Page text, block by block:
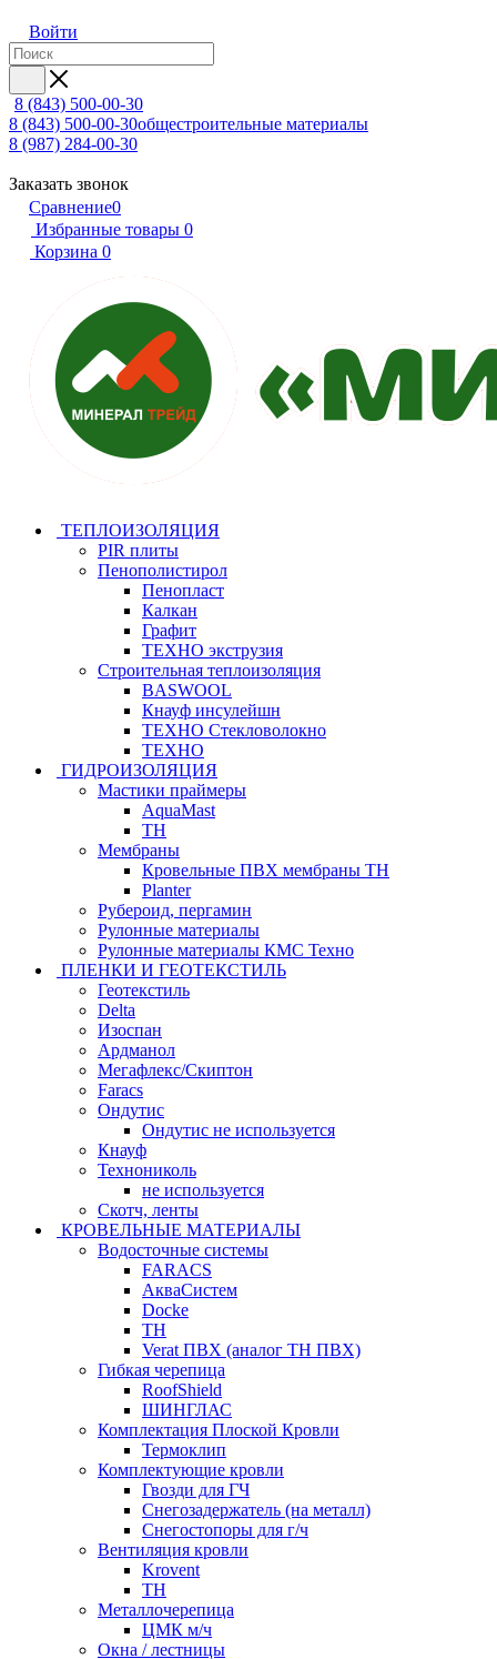
Войти
8 (843) 500-00-30
8 (843) 500-00-30общестроительные материалы
8 (987) 284-00-30
Заказать звонок
Сравнение0
Избранные товары 0
Корзина 0
ТЕПЛОИЗОЛЯЦИЯ
PIR плиты
Пенополистирол
Пенопласт
Калкан
Графит
ТЕХНО экструзия
Строительная теплоизоляция
BASWOOL
Кнауф инсулейшн
ТЕХНО Стекловолокно
ТЕХНО
ГИДРОИЗОЛЯЦИЯ
Мастики праймеры
AquaMast
ТН
Мембраны
Кровельные ПВХ мембраны ТН
Planter
Рубероид, пергамин
Рулонные материалы
Рулонные материалы КМС Техно
ПЛЕНКИ И ГЕОТЕКСТИЛЬ
Геотекстиль
Delta
Изоспан
Ардманол
Мегафлекс/Скиптон
Faracs
Ондутис
Ондутис не используется
Кнауф
Технониколь
не используется
Скотч, ленты
КРОВЕЛЬНЫЕ МАТЕРИАЛЫ
Водосточные системы
FARACS
АкваСистем
Docke
ТН
Verat ПВХ (аналог ТН ПВХ)
Гибкая черепица
RoofShield
ШИНГЛАС
Комплектация Плоской Кровли
Термоклип
Комплектующие кровли
Гвозди для ГЧ
Снегозадержатель (на металл)
Снегостопоры для г/ч
Вентиляция кровли
Krovent
ТН
Металлочерепица
ЦМК м/ч
Окна / лестницы